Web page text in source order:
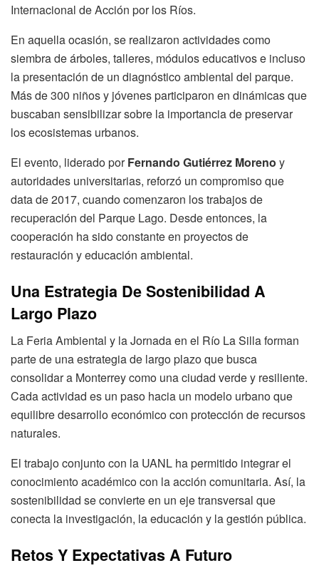
Internacional de Acción por los Ríos.
En aquella ocasión, se realizaron actividades como
siembra de árboles, talleres, módulos educativos e incluso
la presentación de un diagnóstico ambiental del parque.
Más de 300 niños y jóvenes participaron en dinámicas que
buscaban sensibilizar sobre la importancia de preservar
los ecosistemas urbanos.
El evento, liderado porFernando Gutiérrez Moreno y
autoridades universitarias, reforzó un compromiso que
data de 2017, cuando comenzaron los trabajos de
recuperación del Parque Lago. Desde entonces, la
cooperación ha sido constante en proyectos de
restauración y educación ambiental.
Una Estrategia De Sostenibilidad A
Largo Plazo
La Feria Ambiental y la Jornada en el Río La Silla forman
parte de una estrategia de largo plazo que busca
consolidar a Monterrey como una ciudad verde y resiliente.
Cada actividad es un paso hacia un modelo urbano que
equilibre desarrollo económico con protección de recursos
naturales.
El trabajo conjunto con la UANL ha permitido integrar el
conocimiento académico con la acción comunitaria. Así, la
sostenibilidad se convierte en un eje transversal que
conecta la investigación, la educación y la gestión pública.
Retos Y Expectativas A Futuro